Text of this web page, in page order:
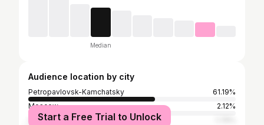
Median
Audience location by city
Petropavlovsk-Kamchatsky
61.19%
Moscow
2.12%
Vilyuchinsk
Start a Free Trial to Unlock